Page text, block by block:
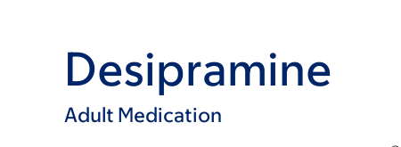
Desipramine
Adult Medication